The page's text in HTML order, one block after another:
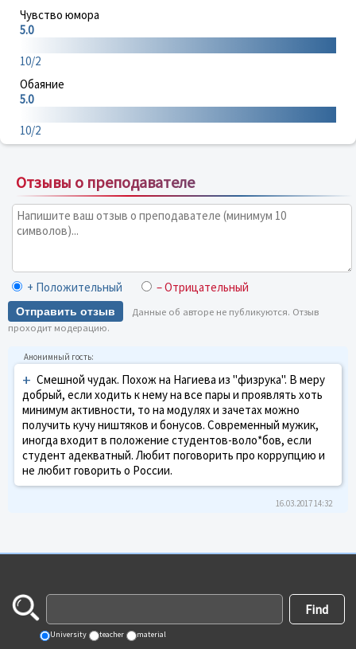
Чувство юмора
5.0
10/2
Обаяние
5.0
10/2
Отзывы о преподавателе
+ Положительный – Отрицательный
Отправить отзыв
Данные об авторе не публикуются. Отзыв
проходит модерацию.
+ Смешной чудак. Похож на Нагиева из "физрука". В меру
добрый, если ходить к нему на все пары и проявлять хоть
минимум активности, то на модулях и зачетах можно
получить кучу ништяков и бонусов. Современный мужик,
иногда входит в положение студентов-воло*бов, если
студент адекватный. Любит поговорить про коррупцию и
не любит говорить о России.
16.03.2017 14:32
University teacher material